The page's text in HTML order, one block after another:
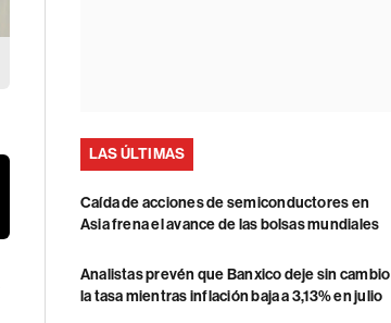
LAS ÚLTIMAS
Caída de acciones de semiconductores en
Asia frena el avance de las bolsas mundiales
Analistas prevén que Banxico deje sin cambio
la tasa mientras inflación baja a 3,13% en julio